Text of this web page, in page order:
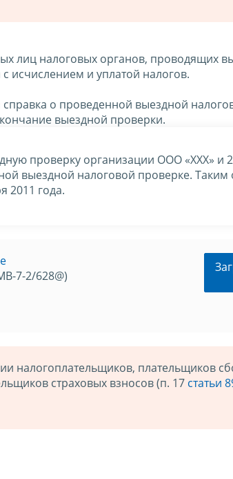
лиц налоговых органов, проводящих
исчислением и уплатой налогов.
о проведенной выездной
выездной проверки.
проверку организации ООО «ХХХ» и
выездной налоговой проверке.
2011 года.
7-2/628@)
налогоплательщиков, плательщиков
страховых взносов (п. 17 статьи